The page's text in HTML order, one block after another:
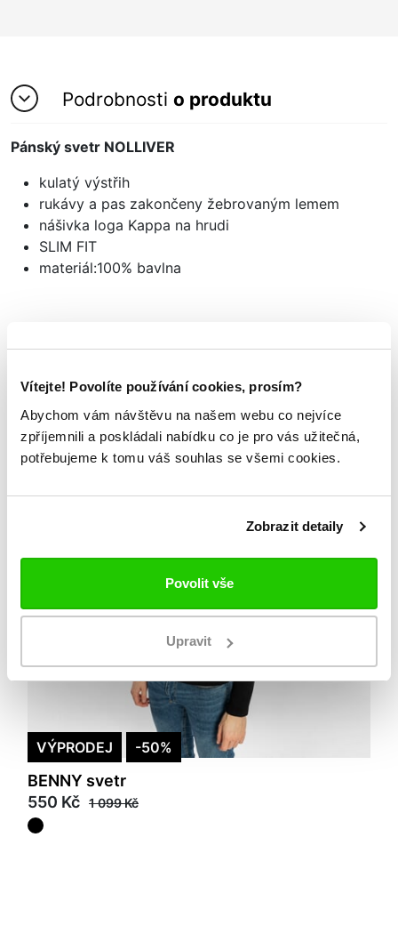
Vítejte! Povolíte používání cookies, prosím?
Abychom vám návštěvu na našem webu co nejvíce
zpříjemnili a poskládali nabídku co je pro vás užitečná,
potřebujeme k tomu váš souhlas se všemi cookies.
Zobrazit detaily
Povolit vše
Upravit
Podrobnosti o produktu
Pánský svetr NOLLIVER
kulatý výstřih
rukávy a pas zakončeny žebrovaným lemem
nášivka loga Kappa na hrudi
SLIM FIT
materiál:100% bavlna
Mohlo by se vám
VÝPRODEJ -50%
BENNY svetr
550 Kč 1 099 Kč